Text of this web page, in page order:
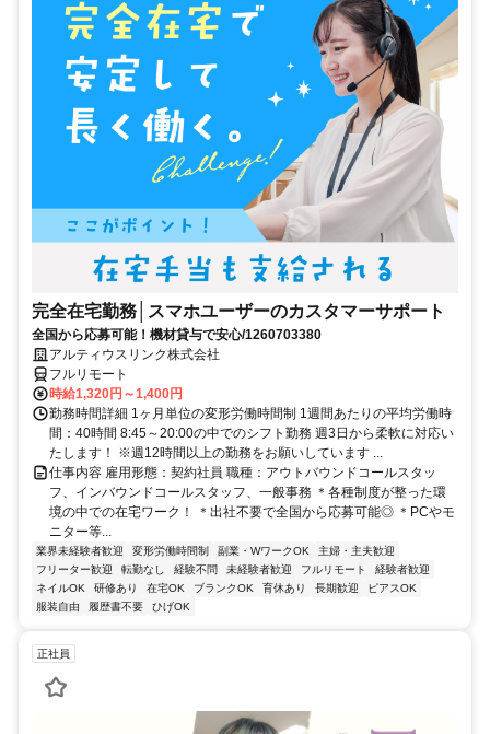
完全在宅勤務│スマホユーザーのカスタマーサポート
全国から応募可能！機材貸与で安心/1260703380
アルティウスリンク株式会社
フルリモート
時給1,320円～1,400円
勤務時間詳細 1ヶ月単位の変形労働時間制 1週間あたりの平均労働時
間：40時間 8:45～20:00の中でのシフト勤務 週3日から柔軟に対応い
たします！ ※週12時間以上の勤務をお願いしています ...
仕事内容 雇用形態：契約社員 職種：アウトバウンドコールスタッ
フ、インバウンドコールスタッフ、一般事務 ＊各種制度が整った環
境の中での在宅ワーク！ ＊出社不要で全国から応募可能◎ ＊PCやモ
ニター等...
業界未経験者歓迎 変形労働時間制 副業・WワークOK
主婦・主夫歓迎
フリーター歓迎
転勤なし 経験不問 未経験者歓迎 フルリモート
経験者歓迎
ネイルOK
研修あり 在宅OK ブランクOK 育休あり 長期歓迎
ピアスOK
服装自由
履歴書不要 ひげOK
正社員